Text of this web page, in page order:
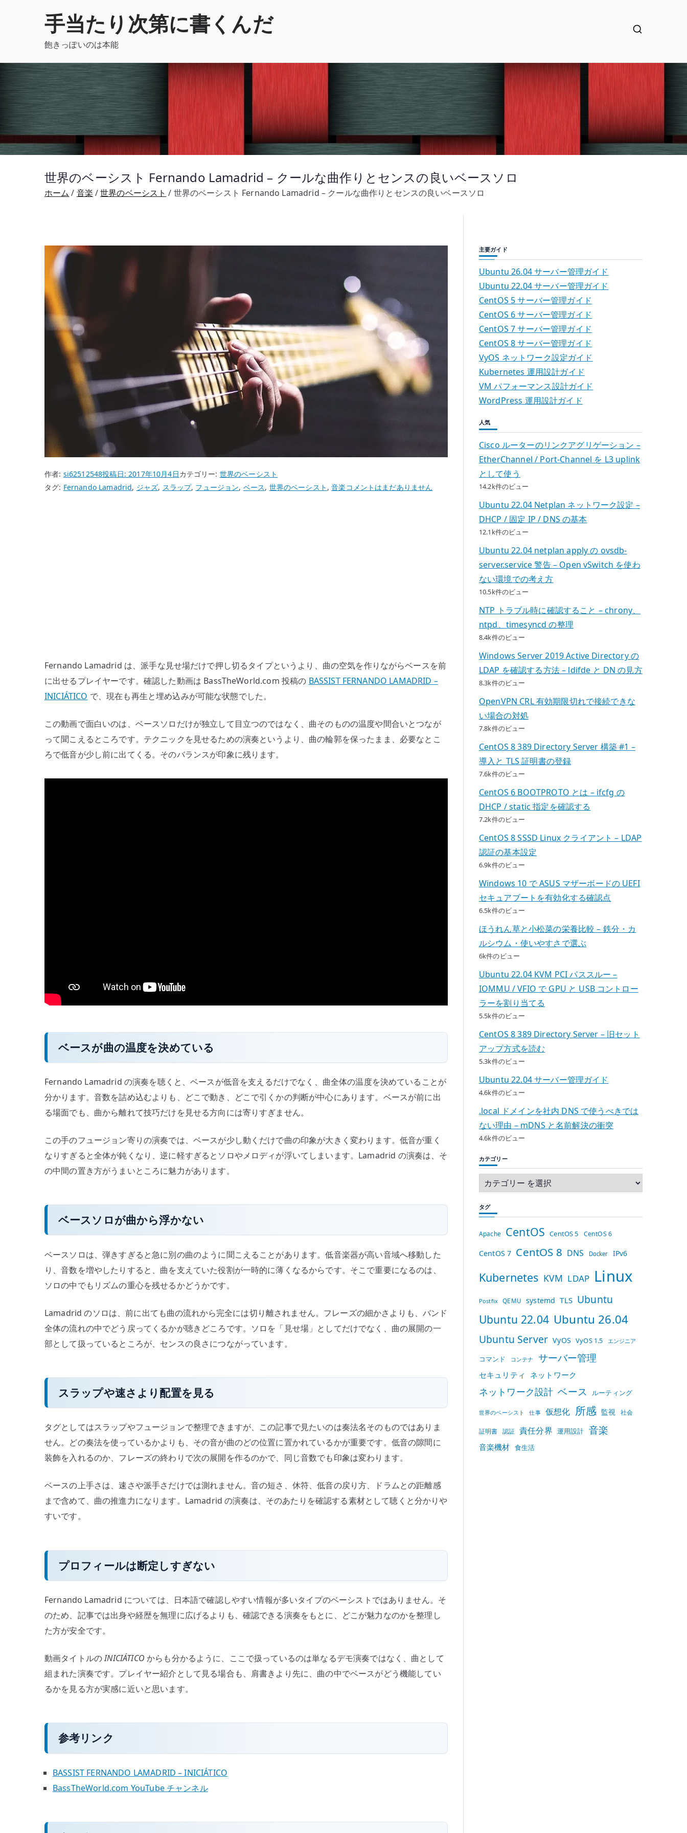
手当たり次第に書くんだ
飽きっぽいのは本能
世界のベーシスト Fernando Lamadrid – クールな曲作りとセンスの良いベースソロ
ホーム 音楽 世界のベーシスト 世界のベーシスト Fernando Lamadrid – クールな曲作りとセンスの良いベースソロ
作者: si62512548投稿日:2017年10月4日カテゴリー: 世界のベーシスト
タグ: Fernando Lamadrid, ジャズ, スラップ, フュージョン, ベース, 世界のベーシスト ,音楽 世
ル
曲
と
セ
の
コメントはまだありません
Fernando Lamadrid は、派手な見せ場だけで押し切るタイプというより、曲の空気を作りながらベースを前
に出せるプレイヤーです。確認した動画は BassTheWorld.com 投稿の BASSIST FERNANDO LAMADRID –
INICIÁTICO で、現在も再生と埋め込みが可能な状態でした。
この動画で面白いのは、ベースソロだけが独立して目立つのではなく、曲そのものの温度や間合いとつなが
って聞こえるところです。テクニックを見せるための演奏というより、曲の輪郭を保ったまま、必要なとこ
ろで低音が少し前に出てくる。そのバランスが印象に残ります。
ベースが曲の温度を決めている
Fernando Lamadrid の演奏を聴くと、ベースが低音を支えるだけでなく、曲全体の温度を決めていることが
分かります。音数を詰め込むよりも、どこで動き、どこで引くかの判断が中心にあります。ベースが前に出
る場面でも、曲から離れて技巧だけを見せる方向には寄りすぎません。
この手のフュージョン寄りの演奏では、ベースが少し動くだけで曲の印象が大きく変わります。低音が重く
なりすぎると全体が鈍くなり、逆に軽すぎるとソロやメロディが浮いてしまいます。Lamadrid の演奏は、そ
の中間の置き方がうまいところに魅力があります。
ベースソロが曲から浮かない
ベースソロは、弾きすぎると急に別の曲のように聞こえることがあります。低音楽器が高い音域へ移動した
り、音数を増やしたりすると、曲を支えていた役割が一時的に薄くなるからです。そこで重要になるのは、
ソロの中でもリズムの重心を残せるかどうかです。
Lamadrid のソロは、前に出ても曲の流れから完全には切り離されません。フレーズの細かさよりも、バンド
全体の流れの中でどう戻ってくるかが聴きどころです。ソロを「見せ場」としてだけでなく、曲の展開の一
部として扱っているところが、センスの良さにつながっています。
スラップや速さより配置を見る
タグとしてはスラップやフュージョンで整理できますが、この記事で見たいのは奏法名そのものではありま
せん。どの奏法を使っているかよりも、その音が曲のどの位置に置かれているかが重要です。低音の隙間に
装飾を入れるのか、フレーズの終わりで次の展開を作るのかで、同じ音数でも印象は変わります。
ベースの上手さは、速さや派手さだけでは測れません。音の短さ、休符、低音の戻り方、ドラムとの距離感
まで含めて、曲の推進力になります。Lamadrid の演奏は、そのあたりを確認する素材として聴くと分かりや
すいです。
プロフィールは断定しすぎない
Fernando Lamadrid については、日本語で確認しやすい情報が多いタイプのベーシストではありません。そ
のため、記事では出身や経歴を無理に広げるよりも、確認できる演奏をもとに、どこが魅力なのかを整理し
た方が安全です。
動画タイトルのINICIÁTICO からも分かるように、ここで扱っているのは単なるデモ演奏ではなく、曲として
組まれた演奏です。プレイヤー紹介として見る場合も、肩書きより先に、曲の中でベースがどう機能してい
るかを見る方が実感に近いと思います。
参考リンク
BASSIST FERNANDO LAMADRID – INICIÁTICO
BassTheWorld.com YouTube チャンネル
主要ガイド
Ubuntu 26.04 サーバー管理ガイド
Ubuntu 22.04 サーバー管理ガイド
CentOS 5 サーバー管理ガイド
CentOS 6 サーバー管理ガイド
CentOS 7 サーバー管理ガイド
CentOS 8 サーバー管理ガイド
VyOS ネットワーク設定ガイド
Kubernetes 運用設計ガイド
VM パフォーマンス設計ガイド
WordPress 運用設計ガイド
人気
Cisco ルーターのリンクアグリゲーション –
EtherChannel / Port-Channel を L3 uplink
として使う
14.2k件のビュー
Ubuntu 22.04 Netplan ネットワーク設定 –
DHCP / 固定 IP / DNS の基本
12.1k件のビュー
Ubuntu 22.04 netplan apply の ovsdb-
server.service 警告 – Open vSwitch を使わ
ない環境での考え方
10.5k件のビュー
NTP トラブル時に確認すること – chrony、
ntpd、timesyncd の整理
8.4k件のビュー
Windows Server 2019 Active Directory の
LDAP を確認する方法 – ldifde と DN の見方
8.3k件のビュー
OpenVPN CRL 有効期限切れで接続できな
い場合の対処
7.8k件のビュー
CentOS 8 389 Directory Server 構築 #1 –
導入と TLS 証明書の登録
7.6k件のビュー
CentOS 6 BOOTPROTO とは – ifcfg の
DHCP / static 指定を確認する
7.2k件のビュー
CentOS 8 SSSD Linux クライアント – LDAP
認証の基本設定
6.9k件のビュー
Windows 10 で ASUS マザーボードの UEFI
セキュアブートを有効化する確認点
6.5k件のビュー
ほうれん草と小松菜の栄養比較 – 鉄分・カ
ルシウム・使いやすさで選ぶ
6k件のビュー
Ubuntu 22.04 KVM PCI パススルー –
IOMMU / VFIO で GPU と USB コントロー
ラーを割り当てる
5.5k件のビュー
CentOS 8 389 Directory Server – 旧セット
アップ方式を読む
5.3k件のビュー
Ubuntu 22.04 サーバー管理ガイド
4.6k件のビュー
.local ドメインを社内 DNS で使うべきでは
ない理由 – mDNS と名前解決の衝突
4.6k件のビュー
カテゴリー
タグ
Apache CentOS CentOS 5 CentOS 6
CentOS 7 CentOS 8 DNS Docker IPv6
Kubernetes KVM LDAP Linux
Postfix QEMU systemd TLS Ubuntu
Ubuntu 22.04 Ubuntu 26.04
Ubuntu Server VyOS VyOS 1.5 エンジニア
コマンド コンテナ サーバー管理
セキュリティ ネットワーク
ネットワーク設計 ベース ルーティング
世界のベーシスト 仕事 仮想化 所感 監視 社会
証明書 認証 責任分界 運用設計 音楽
音楽機材 食生活